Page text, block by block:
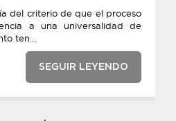
del criterio de que el proceso
a una universalidad de
ten...
SEGUIR LEYENDO